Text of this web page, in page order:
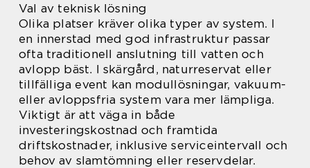
Val av teknisk lösning
Olika platser kräver olika typer av system. I
en innerstad med god infrastruktur passar
ofta traditionell anslutning till vatten och
avlopp bäst. I skärgård, naturreservat eller
tillfälliga event kan modullösningar, vakuum-
eller avloppsfria system vara mer lämpliga.
Viktigt är att väga in både
investeringskostnad och framtida
driftskostnader, inklusive serviceintervall och
behov av slamtömning eller reservdelar.